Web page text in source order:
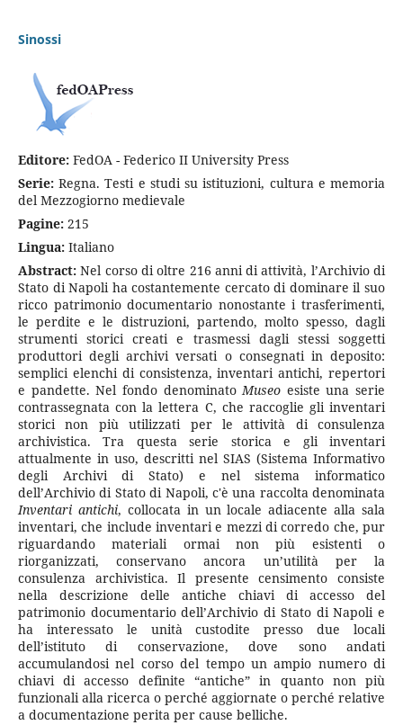
Sinossi
Editore:FedOA - Federico II University Press
Serie:Regna. Testi e studi su istituzioni, cultura e memoria
del Mezzogiorno medievale
Pagine:215
Lingua: Italiano
Abstract:Nel corso di oltre 216 anni di attività, l’Archivio di
Stato di Napoli ha costantemente cercato di dominare il suo
ricco patrimonio documentario nonostante i trasferimenti,
le perdite e le distruzioni, partendo, molto spesso, dagli
strumenti storici creati e trasmessi dagli stessi soggetti
produttori degli archivi versati o consegnati in deposito:
semplici elenchi di consistenza, inventari antichi, repertori
e pandette. Nel fondo denominatoMuseo esiste una serie
contrassegnata con la lettera C, che raccoglie gli inventari
storici non più utilizzati per le attività di consulenza
archivistica. Tra questa serie storica e gli inventari
attualmente in uso, descritti nel SIAS (Sistema Informativo
degli Archivi di Stato) e nel sistema informatico
dell’Archivio di Stato di Napoli, c'è una raccolta denominata
Inventari antichi, collocata in un locale adiacente alla sala
inventari, che include inventari e mezzi di corredo che, pur
riguardando materiali ormai non più esistenti o
riorganizzati, conservano ancora un’utilità per la
consulenza archivistica. Il presente censimento consiste
nella descrizione delle antiche chiavi di accesso del
patrimonio documentario dell’Archivio di Stato di Napoli e
ha interessato le unità custodite presso due locali
dell’istituto di conservazione, dove sono andati
accumulandosi nel corso del tempo un ampio numero di
chiavi di accesso definite “antiche” in quanto non più
funzionali alla ricerca o perché aggiornate o perché relative
a documentazione perita per cause belliche.